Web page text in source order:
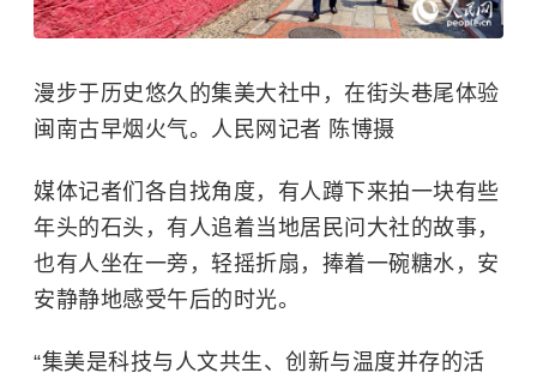
漫步于历史悠久的集美大社中，在街头巷尾体验
闽南古早烟火气。人民网记者 陈博摄
媒体记者们各自找角度，有人蹲下来拍一块有些
年头的石头，有人追着当地居民问大社的故事，
也有人坐在一旁，轻摇折扇，捧着一碗糖水，安
安静静地感受午后的时光。
“集美是科技与人文共生、创新与温度并存的活